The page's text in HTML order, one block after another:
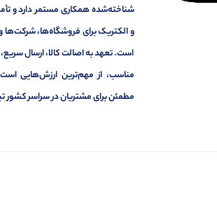
شناخته‌شده همکاری مستمر دارد و
و الکتریک برای فروشگاه‌ها، شرکت‌ها
است. تعهد به اصالت کالا، ارسال
مناسب، از مهم‌ترین ارزش‌هایی
مطمئن برای مشتریان در سراسر کشور